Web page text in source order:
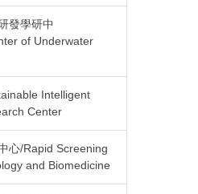
發學研中
of Underwater
Intelligent
Center
心/Rapid Screening
and Biomedicine